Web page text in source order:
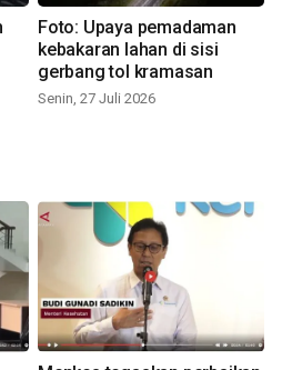
Foto: Upaya pemadaman
kebakaran lahan di sisi
gerbang tol kramasan
Senin, 27 Juli 2026